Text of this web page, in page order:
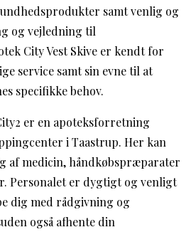
samt venlig og
og vejledning til
City Vest Skive er kendt for
service samt sin evne til at
specifikke behov.
er en apoteksforretning
i Taastrup. Her kan
af medicin, håndkøbspræparater
Personalet er dygtigt og venligt
dig med rådgivning og
også afhente din